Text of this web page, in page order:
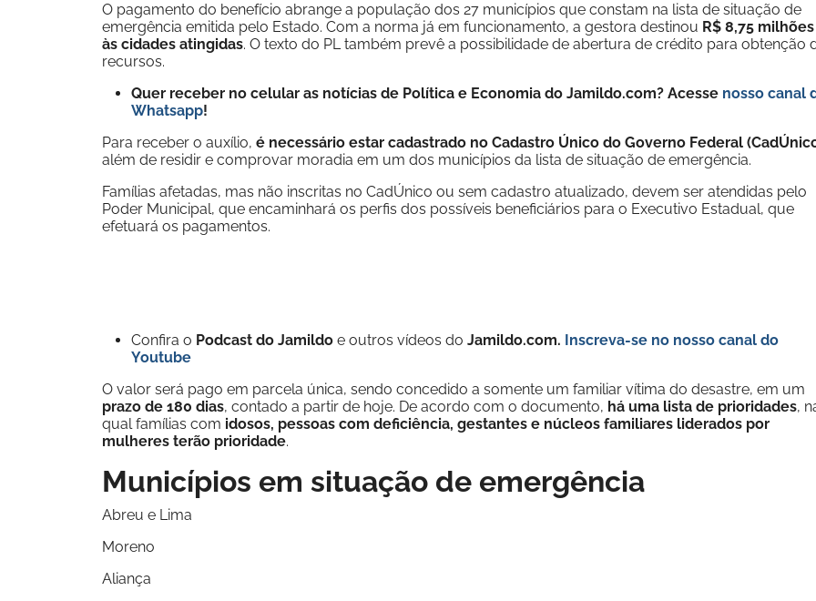
O pagamento do benefício abrange a população dos 27 municípios que constam na lista de situação de
emergência emitida pelo Estado. Com a norma já em funcionamento, a gestora destinou R$ 8,75 milhões
às cidades atingidas. O texto do PL também prevê a possibilidade de abertura de crédito para obtenção
recursos.
Quer receber no celular as notícias de Política e Economia do Jamildo.com? Acesse nosso canal
Whatsapp!
Para receber o auxílio, é necessário estar cadastrado no Cadastro Único do Governo Federal
além de residir e comprovar moradia em um dos municípios da lista de situação de emergência.
Famílias afetadas, mas não inscritas no CadÚnico ou sem cadastro atualizado, devem ser atendidas pelo
Poder Municipal, que encaminhará os perfis dos possíveis beneficiários para o Executivo Estadual, que
efetuará os pagamentos.
Confira o Podcast do Jamildo e outros vídeos do Jamildo.com. Inscreva-se no nosso canal do
Youtube
O valor será pago em parcela única, sendo concedido a somente um familiar vítima do desastre, em um
prazo de 180 dias, contado a partir de hoje. De acordo com o documento, há uma lista de prioridades,
qual famílias com idosos, pessoas com deficiência, gestantes e núcleos familiares liderados por
mulheres terão prioridade.
Municípios em situação de emergência
Abreu e Lima
Moreno
Aliança